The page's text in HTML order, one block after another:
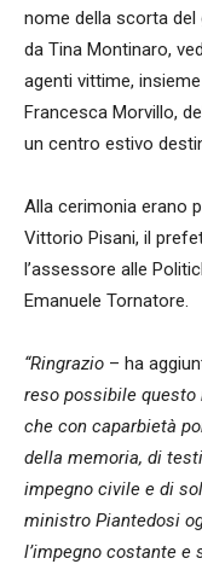
nome della scorta del
da Tina Montinaro,
agenti vittime,
Francesca Morvillo,
un centro estivo
Alla cerimonia erano
Vittorio Pisani, il
l’assessore alle
Emanuele Tornatore.
“Ringrazio – ha
reso possibile questo
che con caparbietà
della memoria, di
impegno civile e di
ministro Piantedosi
l’impegno costante